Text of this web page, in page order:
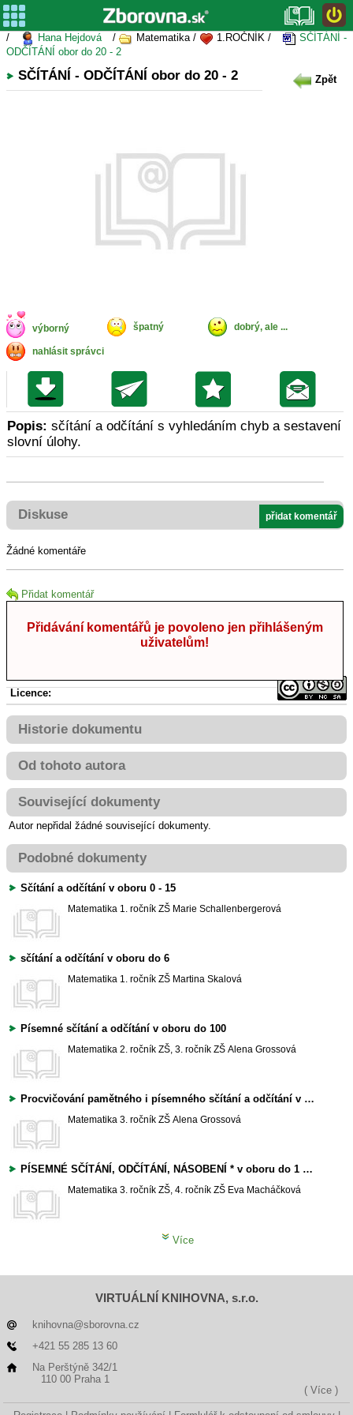
/ Hana Hejdová / Matematika / 1.ROČNÍK /
SČÍTÁNÍ -
ODČÍTÁNÍ obor do 20 - 2
SČÍTÁNÍ - ODČÍTÁNÍ obor do 20 - 2 Zpět
výborný špatný dobrý, ale ...
nahlásit správci
Popis: sčítání a odčítání s vyhledáním chyb a sestavení
slovní úlohy.
Diskuse přidat komentář
Žádné komentáře
Přidat komentář
Přidávání komentářů je povoleno jen přihlášeným
uživatelům!
Licence:
Historie dokumentu
Od tohoto autora
Související dokumenty
Autor nepřidal žádné související dokumenty.
Podobné dokumenty
Sčítání a odčítání v oboru 0 - 15
Matematika 1. ročník ZŠ Marie Schallenbergerová
sčítání a odčítání v oboru do 6
Matematika 1. ročník ZŠ Martina Skalová
Písemné sčítání a odčítání v oboru do 100
Matematika 2. ročník ZŠ, 3. ročník ZŠ Alena Grossová
Procvičování pamětného i písemného sčítání a odčítání v oboru do 1000
Matematika 3. ročník ZŠ Alena Grossová
PÍSEMNÉ SČÍTÁNÍ, ODČÍTÁNÍ, NÁSOBENÍ * v oboru do 1 000
Matematika 3. ročník ZŠ, 4. ročník ZŠ Eva Macháčková
Více
VIRTUÁLNÍ KNIHOVNA, s.r.o.
knihovna@sborovna.cz
+421 55 285 13 60
Na Perštýně 342/1
110 00 Praha 1
( Více )